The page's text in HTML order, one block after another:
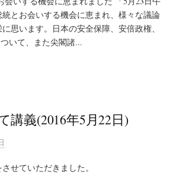
とお会いする機会に恵まれ、様々な議論
思います。日本の安全保障、安倍政権、
いて、また尖閣諸...
講義(2016年5月22日)
せていただきました。